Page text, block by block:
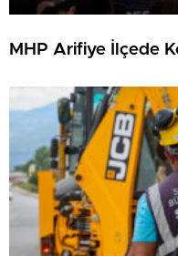
MHP Arifiye İlçede